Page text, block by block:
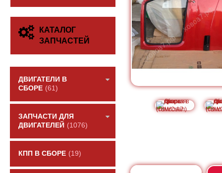
КАТАЛОГ
ЗАПЧАСТЕЙ
ДВИГАТЕЛИ В
СБОРЕ (61)
ЗАПЧАСТИ ДЛЯ
ДВИГАТЕЛЕЙ (1076)
КПП В СБОРЕ (19)